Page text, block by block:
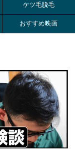
ケツ毛脱毛
おすすめ映画